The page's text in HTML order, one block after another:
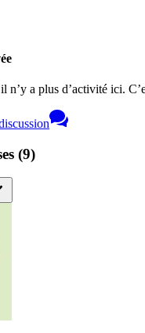
n’y a plus d’activité ici.
(9)